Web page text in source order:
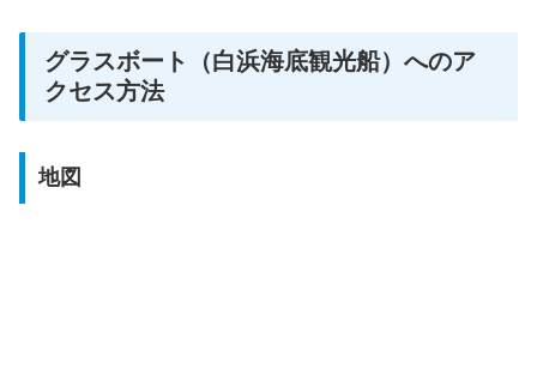
グラスボート（白浜海底観光船）へのア
クセス方法
地図